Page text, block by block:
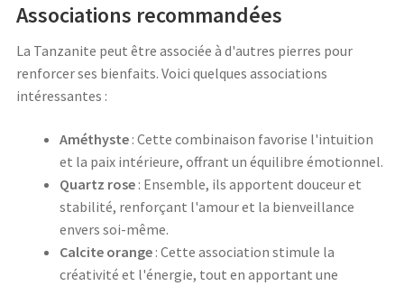
Associations recommandées
La Tanzanite peut être associée à d'autres pierres pour
renforcer ses bienfaits. Voici quelques associations
intéressantes :
Améthyste : Cette combinaison favorise l'intuition
et la paix intérieure, offrant un équilibre émotionnel.
Quartz rose : Ensemble, ils apportent douceur et
stabilité, renforçant l'amour et la bienveillance
envers soi-même.
Calcite orange : Cette association stimule la
créativité et l'énergie, tout en apportant une